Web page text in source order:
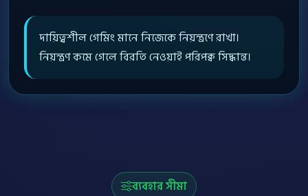
দায়িত্বশীল গেমিং মানে নিজেকে নিয়ন্ত্রণে রাখা।
নিয়ন্ত্রণ কমে গেলে বিরতি নেওয়াই পরিপক্ব সিদ্ধান্ত।
ব্যবহার সীমা